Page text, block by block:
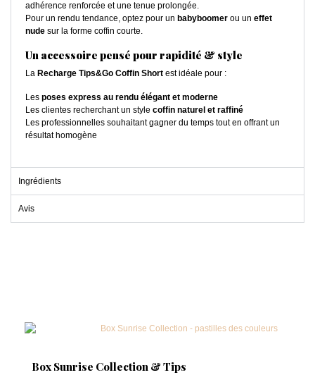
adhérence renforcée et une tenue prolongée.
Pour un rendu tendance, optez pour un babyboomer ou un effet
nude sur la forme coffin courte.
Un accessoire pensé pour rapidité & style
La Recharge Tips&Go Coffin Short est idéale pour :
Les poses express au rendu élégant et moderne
Les clientes recherchant un style coffin naturel et raffiné
Les professionnelles souhaitant gagner du temps tout en offrant un
résultat homogène
Ingrédients
Avis
Box Sunrise Collection & Tips